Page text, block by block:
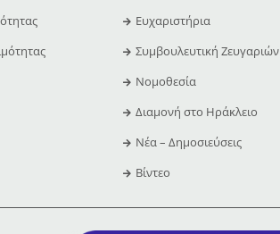
Ευχαριστήρια
Συμβουλευτική Ζευγαριών
Νομοθεσία
Διαμονή στο Ηράκλειο
Νέα – Δημοσιεύσεις
Βίντεο